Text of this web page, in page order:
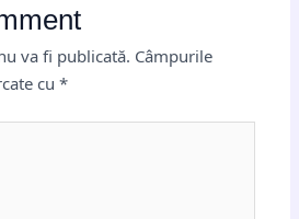
va fi publicată. Câmpurile
cu*